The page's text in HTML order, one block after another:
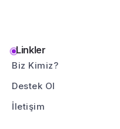
Linkler
Biz Kimiz?
Destek Ol
İletişim